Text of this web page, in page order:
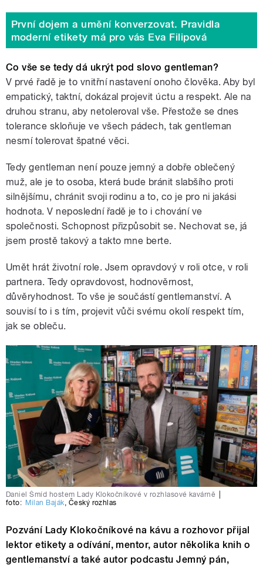
První dojem a umění konverzovat. Pravidla
moderní etikety má pro vás Eva Filipová
Co vše se tedy dá ukrýt pod slovo gentleman?
V prvé řadě je to vnitřní nastavení onoho člověka. Aby byl
empatický, taktní, dokázal projevit úctu a respekt. Ale na
druhou stranu, aby netoleroval vše. Přestože se dnes
tolerance skloňuje ve všech pádech, tak gentleman
nesmí tolerovat špatné věci.
Tedy gentleman není pouze jemný a dobře oblečený
muž, ale je to osoba, která bude bránit slabšího proti
silnějšímu, chránit svoji rodinu a to, co je pro ni jakási
hodnota. V neposlední řadě je to i chování ve
společnosti. Schopnost přizpůsobit se. Nechovat se, já
jsem prostě takový a takto mne berte.
Umět hrát životní role. Jsem opravdový v roli otce, v roli
partnera. Tedy opravdovost, hodnověrnost,
důvěryhodnost. To vše je součástí gentlemanství. A
souvisí to i s tím, projevit vůči svému okolí respekt tím,
jak se obleču.
Daniel Šmíd hostem Lady Klokočníkové v rozhlasové kavárně
foto: Milan Baják, Český rozhlas
Pozvání Lady Klokočníkové na kávu a rozhovor přijal
lektor etikety a odívání, mentor, autor několika knih o
gentlemanství a také autor podcastu Jemný pán,